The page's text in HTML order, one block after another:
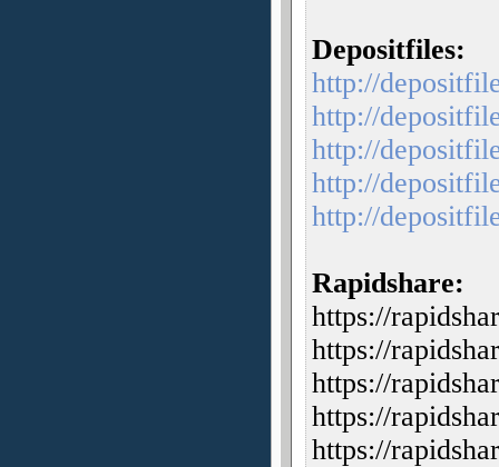
Depositfiles:
http://
http://
http://
http://
http://
Rapidshare:
https://
https://
https://
https://
https://